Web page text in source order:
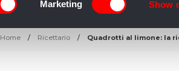
(fingerprinting)
Marketing Show
Home Ricettario Quadrotti al limone: la